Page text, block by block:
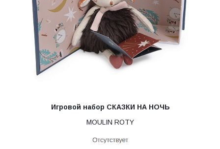
Игровой набор СКАЗКИ НА НОЧЬ
MOULIN ROTY